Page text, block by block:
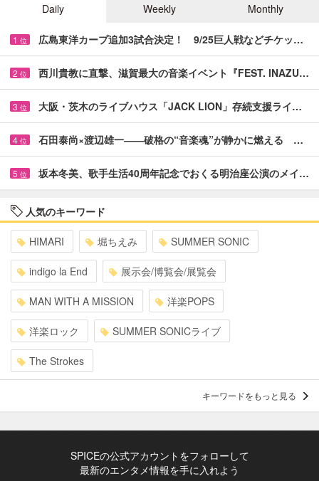
Daily
Weekly Monthly
1 位 広島東洋カープ追加3試合決定！ 9/25巨人戦などチケッ…
2 位 西川貴教に直撃、滋賀最大の音楽イベント『FEST. INAZU…
3 位 大阪・茨木のライブハウス「JACK LION」存続支援ライ…
4 位 石田泰尚×渡辺雄一――破格の“音楽魂”が静かに燃える …
5 位 坂本冬美、歌手生活40周年記念でおくる明治座公演のメイ…
人気のキーワード
HIMARI 堀ちえみ SUMMER SONIC
indigo la End 展示会/博覧会/展覧会
MAN WITH A MISSION 洋楽POPS
洋楽ロック SUMMER SONICライブ
The Strokes
キーワードをもっと見る
SPICEの公式アカウントをフォローして
最新のエンタメ情報を手に入れよう